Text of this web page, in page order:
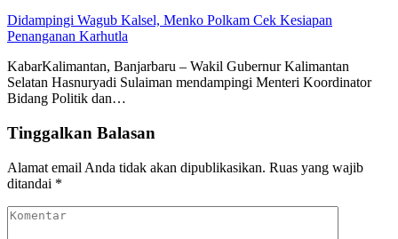
Didampingi Wagub Kalsel, Menko Polkam Cek Kesiapan
Penanganan Karhutla
KabarKalimantan, Banjarbaru – Wakil Gubernur Kalimantan
Selatan Hasnuryadi Sulaiman mendampingi Menteri Koordinator
Bidang Politik dan…
Tinggalkan Balasan
Alamat email Anda tidak akan dipublikasikan. Ruas yang wajib
ditandai *